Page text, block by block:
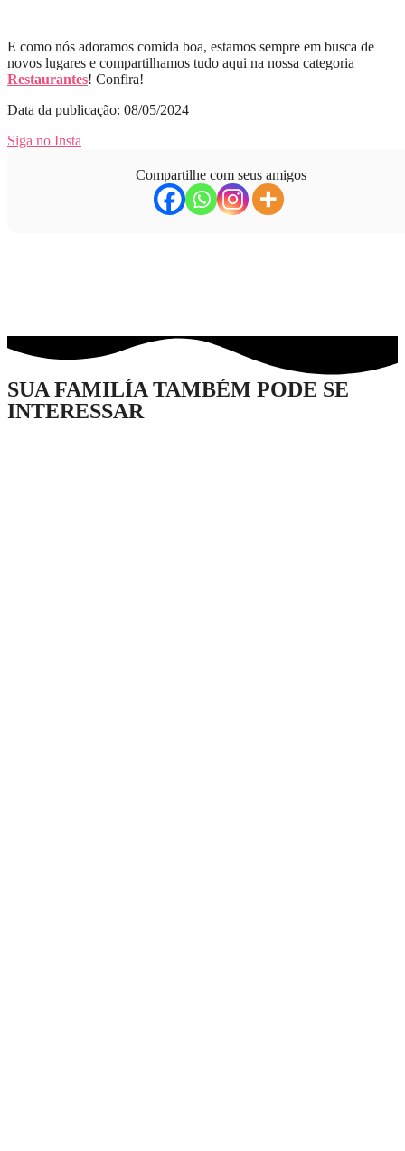
E como nós adoramos comida boa, estamos sempre em busca de
novos lugares e compartilhamos tudo aqui na nossa categoria
Restaurantes! Confira!
Data da publicação: 08/05/2024
Siga no Insta
Compartilhe com seus amigos
SUA FAMILÍA TAMBÉM PODE SE
INTERESSAR